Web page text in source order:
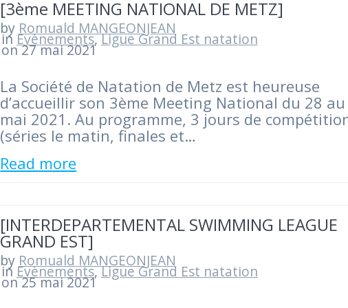
[3ème MEETING NATIONAL DE METZ]
by Romuald MANGEONJEAN
in Evènements,Ligue Grand Est natation
on 27 mai 2021
La Société de Natation de Metz est heureuse
d’accueillir son 3ème Meeting National du 28
mai 2021. Au programme, 3 jours de
(séries le matin, finales et…
Read more
[INTERDEPARTEMENTAL SWIMMING LEAGUE
GRAND EST]
by Romuald MANGEONJEAN
in Evènements,Ligue Grand Est natation
on 25 mai 2021